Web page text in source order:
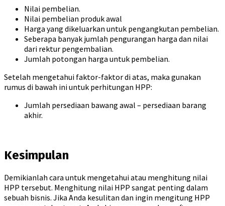
Nilai pembelian.
Nilai pembelian produk awal
Harga yang dikeluarkan untuk pengangkutan pembelian.
Seberapa banyak jumlah pengurangan harga dan nilai
dari rektur pengembalian.
Jumlah potongan harga untuk pembelian.
Setelah mengetahui faktor-faktor di atas, maka gunakan
rumus di bawah ini untuk perhitungan HPP:
Jumlah persediaan bawang awal – persediaan barang
akhir.
Kesimpulan
Demikianlah cara untuk mengetahui atau menghitung nilai
HPP tersebut. Menghitung nilai HPP sangat penting dalam
sebuah bisnis. Jika Anda kesulitan dan ingin mengitung HPP